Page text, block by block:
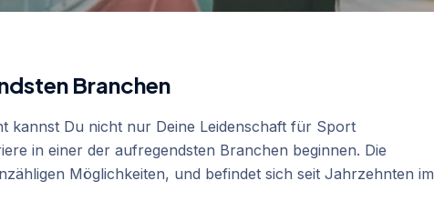
Branchen
kannst Du nicht nur Deine Leidenschaft für Sport
in einer der aufregendsten Branchen beginnen. Die
Möglichkeiten, und befindet sich seit Jahrzehnten im